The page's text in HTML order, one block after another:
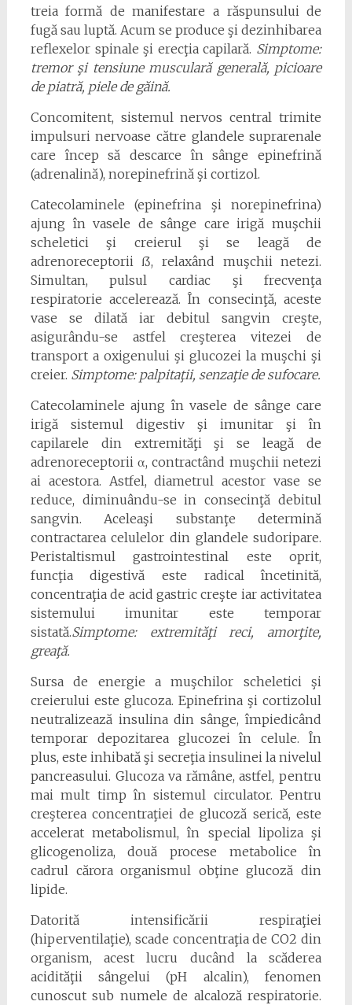
treia formă de manifestare a răspunsului de
fugă sau luptă. Acum se produce şi dezinhibarea
reflexelor spinale şi erecţia capilară. Simptome:
tremor şi tensiune musculară generală, picioare
de piatră, piele de găină.
Concomitent, sistemul nervos central trimite
impulsuri nervoase către glandele suprarenale
care încep să descarce în sânge epinefrină
(adrenalină), norepinefrină şi cortizol.
Catecolaminele (epinefrina şi norepinefrina)
ajung în vasele de sânge care irigă muşchii
scheletici şi creierul şi se leagă de
adrenoreceptorii ẞ, relaxând muşchii netezi.
Simultan, pulsul cardiac şi frecvenţa
respiratorie accelerează. În consecinţă, aceste
vase se dilată iar debitul sangvin creşte,
asigurându-se astfel creşterea vitezei de
transport a oxigenului şi glucozei la muşchi şi
creier. Simptome: palpitaţii, senzaţie de sufocare.
Catecolaminele ajung în vasele de sânge care
irigă sistemul digestiv şi imunitar şi în
capilarele din extremităţi şi se leagă de
adrenoreceptorii α, contractând muşchii netezi
ai acestora. Astfel, diametrul acestor vase se
reduce, diminuându-se in consecinţă debitul
sangvin. Aceleaşi substanţe determină
contractarea celulelor din glandele sudoripare.
Peristaltismul gastrointestinal este oprit,
funcţia digestivă este radical încetinită,
concentraţia de acid gastric creşte iar activitatea
sistemului imunitar este temporar
sistată.Simptome: extremităţi reci, amorţite,
greaţă.
Sursa de energie a muşchilor scheletici şi
creierului este glucoza. Epinefrina şi cortizolul
neutralizează insulina din sânge, împiedicând
temporar depozitarea glucozei în celule. În
plus, este inhibată şi secreţia insulinei la nivelul
pancreasului. Glucoza va rămâne, astfel, pentru
mai mult timp în sistemul circulator. Pentru
creşterea concentraţiei de glucoză serică, este
accelerat metabolismul, în special lipoliza şi
glicogenoliza, două procese metabolice în
cadrul cărora organismul obţine glucoză din
lipide.
Datorită intensificării respiraţiei
(hiperventilaţie), scade concentraţia de CO2 din
organism, acest lucru ducând la scăderea
acidităţii sângelui (pH alcalin), fenomen
cunoscut sub numele de alcaloză respiratorie.